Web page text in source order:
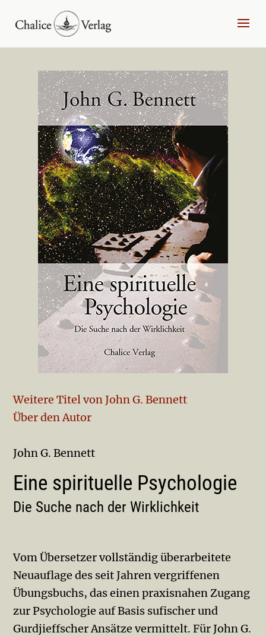
Weitere Titel von John G. Bennett
Über den Autor
John G. Bennett
Eine spirituelle Psychologie
Die Suche nach der Wirklichkeit
Vom Übersetzer vollständig überarbeitete
Neuauflage des seit Jahren vergriffenen
Übungsbuchs, das einen praxisnahen Zugang
zur Psychologie auf Basis sufischer und
Gurdjieffscher Ansätze vermittelt. Für John G.